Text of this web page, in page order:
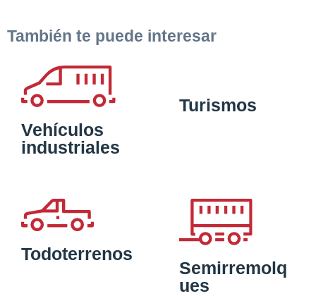
También te puede interesar
Vehículos
industriales
Turismos
Todoterrenos
Semirremolq
ues